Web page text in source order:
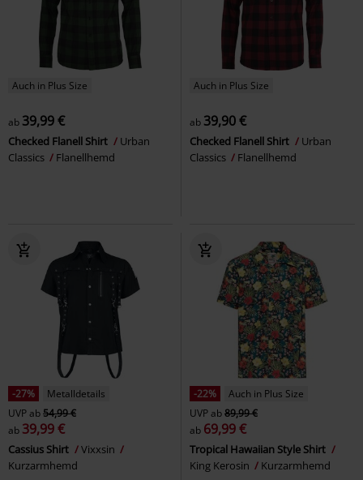
Auch in Plus Size
ab 39,99 €
Checked Flanell Shirt
Urban
Classics
Flanellhemd
Auch in Plus Size
ab 39,90 €
Checked Flanell Shirt
Urban
Classics
Flanellhemd
-27%
Metalldetails
UVPab54,99 €
ab 39,99 €
Cassius Shirt
Vixxsin
Kurzarmhemd
-22%
Auch in Plus Size
UVPab89,99 €
ab 69,99 €
Tropical Hawaiian Style Shirt
King Kerosin
Kurzarmhemd